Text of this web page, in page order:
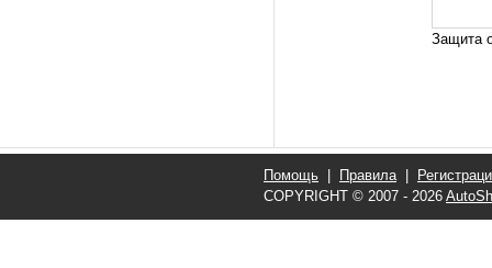
Защита
Помощь Правила|
COPYRIGHT © 2007 - 2026